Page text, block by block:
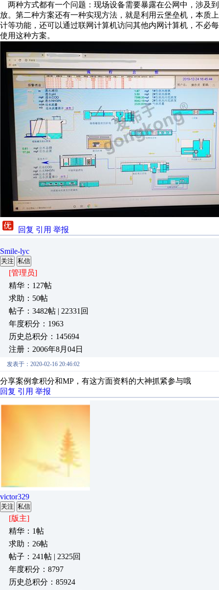
两种方式都有一个问题：现场设备需要暴露在公网中，涉及
放。第二种方案还有一种实现方法，就是利用云堡垒机，本质
计等功能，还可以通过联网计算机访问其他内网计算机，不必
使用这种方案。
回复 引用 举报
Smile-lyc
关注 私信
[管理员]
精华：127帖
求助：50帖
帖子：3482帖 | 22331回
年度积分：1963
历史总积分：145694
注册：2006年8月04日
发表于：2020-02-16 20:46:02
分享案例拿积分和MP，有这方面资料的大神抓紧参与哦
回复 引用 举报
victor329
关注 私信
[版主]
精华：1帖
求助：26帖
帖子：241帖 | 2325回
年度积分：8797
历史总积分：85924